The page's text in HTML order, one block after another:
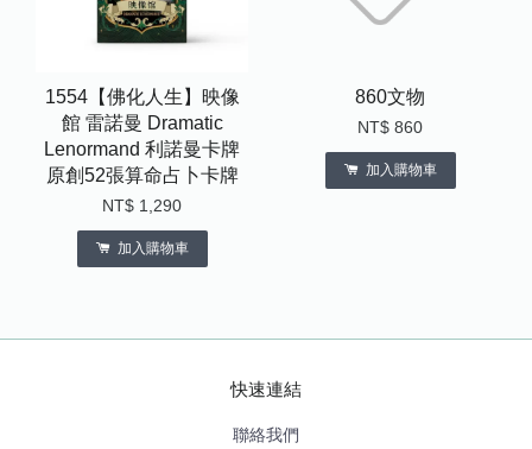
1554【佛化人生】映像
館 雷諾曼 Dramatic
Lenormand 利諾曼卡牌
原創52張算命占卜卡牌
NT$ 1,290
加入購物車
860文物
NT$ 860
加入購物車
快速連結
聯絡我們